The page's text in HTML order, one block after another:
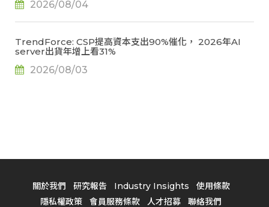
2026/08/04
TrendForce: CSP提高資本支出90%催化， 2026年AI
server出貨年增上看31%
2026/08/03
關於我們 研究報告 Industry Insights
使用條款
隱私權政策
會員服務條款 人才招募 聯絡我們